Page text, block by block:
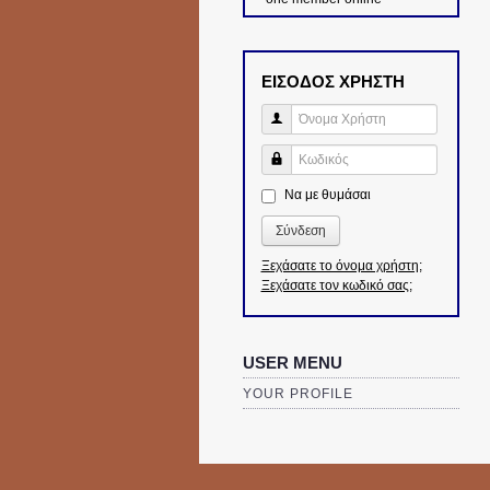
ΕΙΣΟΔΟΣ ΧΡΗΣΤΗ
Όνομα Χρήστη
Κωδικός
Να με θυμάσαι
Σύνδεση
Ξεχάσατε το όνομα χρήστη;
Ξεχάσατε τον κωδικό σας;
USER MENU
YOUR PROFILE